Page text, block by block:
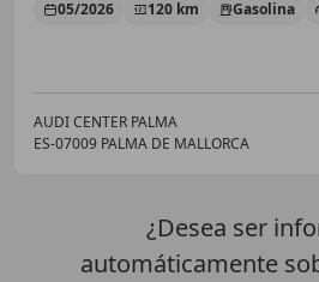
05/2026 120 km Gasolina
AUDI CENTER PALMA
ES-07009 PALMA DE MALLORCA
¿Desea ser
automáticamente